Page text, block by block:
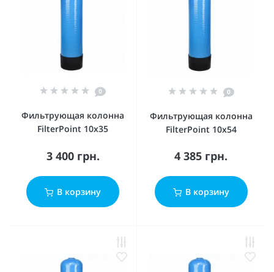
0
Фильтрующая колонна
FilterPoint 10x35
3 400 грн.
В корзину
0
Фильтрующая колонна
FilterPoint 10x54
4 385 грн.
В корзину